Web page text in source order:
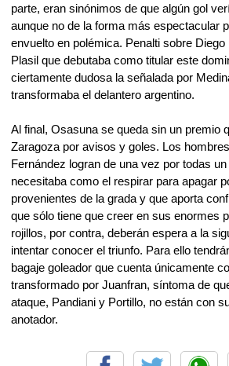
parte, eran sinónimos de que algún gol
aunque no de la forma más espectacular
envuelto en polémica. Penalti sobre Diego
Plasil que debutaba como titular este
ciertamente dudosa la señalada por
transformaba el delantero argentino.
Al final, Osasuna se queda sin un premio
Zaragoza por avisos y goles. Los
Fernández logran de una vez por todas
necesitaba como el respirar para apagar
provenientes de la grada y que aporta
que sólo tiene que creer en sus enormes
rojillos, por contra, deberán espera a la
intentar conocer el triunfo. Para ello
bagaje goleador que cuenta únicamente
transformado por Juanfran, síntoma de
ataque, Pandiani y Portillo, no están con
anotador.